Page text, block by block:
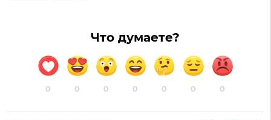
Что думаете?
0 0 0 0 0 0 0